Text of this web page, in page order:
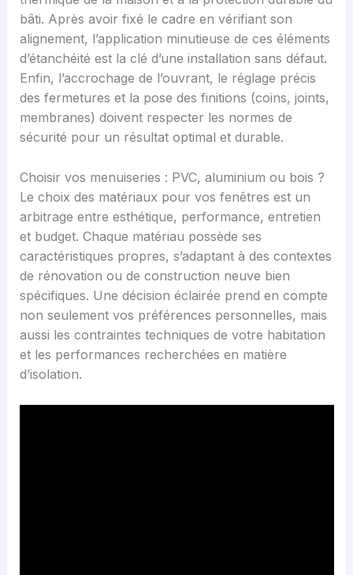
bâti. Après avoir fixé le cadre en vérifiant son
alignement, l’application minutieuse de ces éléments
d’étanchéité est la clé d’une installation sans défaut.
Enfin, l’accrochage de l’ouvrant, le réglage précis
des fermetures et la pose des finitions (coins, joints,
membranes) doivent respecter les normes de
sécurité pour un résultat optimal et durable.
Choisir vos menuiseries : PVC, aluminium ou bois ?
Le choix des matériaux pour vos fenêtres est un
arbitrage entre esthétique, performance, entretien
et budget. Chaque matériau possède ses
caractéristiques propres, s’adaptant à des contextes
de rénovation ou de construction neuve bien
spécifiques. Une décision éclairée prend en compte
non seulement vos préférences personnelles, mais
aussi les contraintes techniques de votre habitation
et les performances recherchées en matière
d’isolation.